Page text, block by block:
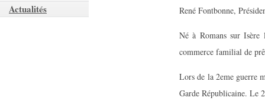
Actualités René Fontbonne,
Né à Romans sur
commerce familial de
Lors de la 2eme guerre
Garde Républicaine. Le